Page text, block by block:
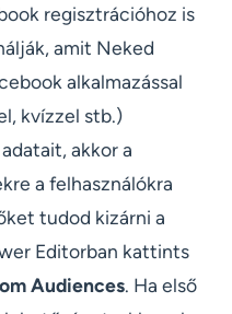
regisztrációhoz is
amit Neked
alkalmazással
kvízzel stb.)
akkor a
a felhasználókra
tudod kizárni a
Editorban kattints
Audiences. Ha első